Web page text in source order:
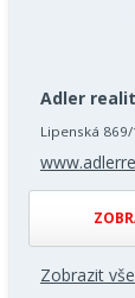
Adler
Lipenská
Zobrazit